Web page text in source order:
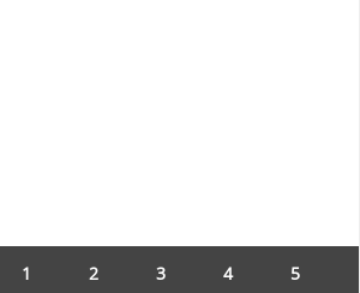
1 2 3 4 5